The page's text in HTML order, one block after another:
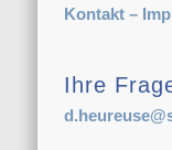
Kontakt –
Ihre